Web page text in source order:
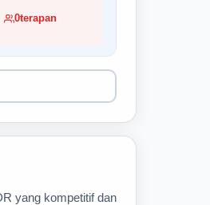
0terapan
yang kompetitif dan